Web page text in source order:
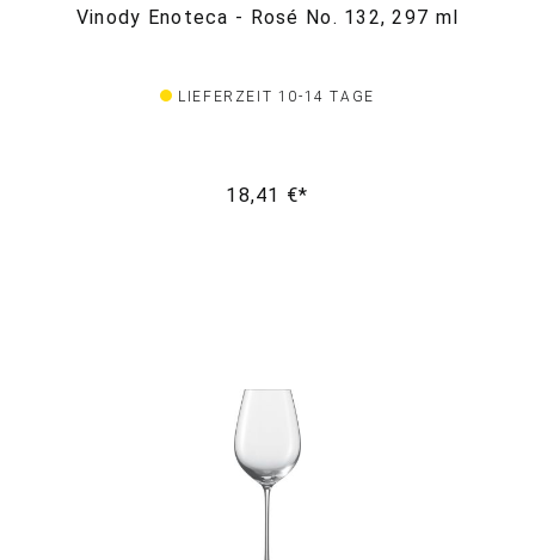
Vinody Enoteca - Rosé No. 132, 297 ml
LIEFERZEIT 10-14 TAGE
18,41 €*